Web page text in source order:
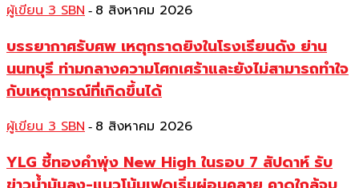
ผู้เขียน 3 SBN - 8 สิงหาคม 2026
บรรยากาศรับศพ เหตุกราดยิงในโรงเรียนดัง ย่าน
นนทบุรี ท่ามกลางความโศกเศร้าและยังไม่สามารถทำใจ
กับเหตุการณ์ที่เกิดขึ้นได้
ผู้เขียน 3 SBN - 8 สิงหาคม 2026
YLG ชี้ทองคำพุ่ง New High ในรอบ 7 สัปดาห์ รับ